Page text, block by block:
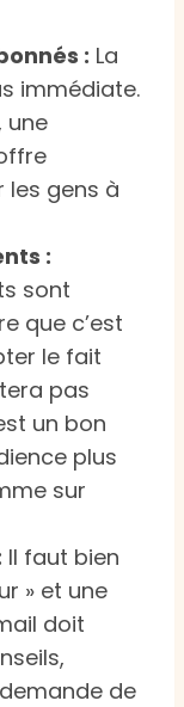
: La
immédiate.
une
les gens à
:
sont
que c’est
le fait
pas
un bon
plus
sur
Il faut bien
» et une
doit
de